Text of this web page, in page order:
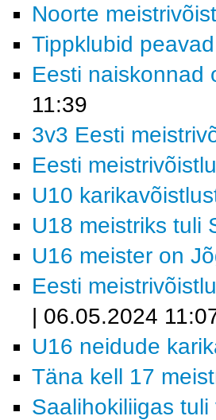
Noorte
Tippklubid
Eesti naiskonnad
11:39
3v3 Eesti
Eesti
U10
U18 meistriks tuli
U16 meister on
Eesti
| 06.05.2024
U16 neidude
Täna kell 17
Saalihokiliigas